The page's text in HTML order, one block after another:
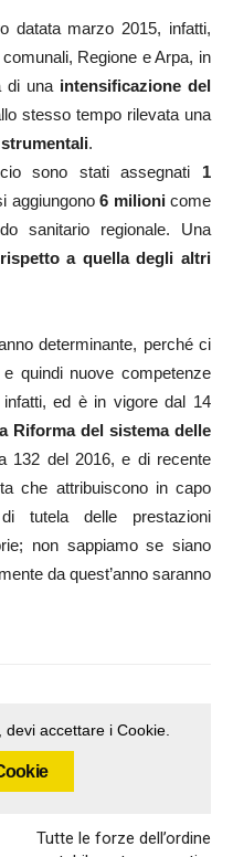
datata marzo 2015, infatti,
Regione e Arpa, in
di una intensificazione del
stesso tempo rilevata una
.
sono stati assegnati 1
aggiungono6 milionicome
sanitario regionale. Una
a quella degli altri
determinante, perché ci
quindi nuove competenze
ed è in vigore dal 14
Riforma del sistema delle
132 del 2016, e di recente
che attribuiscono in capo
tutela delle prestazioni
non sappiamo se siano
da quest’anno saranno
accettare i Cookie.
Tutte le forze dell’ordine